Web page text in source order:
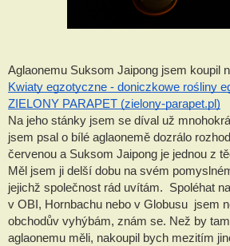
Kwiaty egzotyczne - doniczkowe rośliny
ZIELONY PARAPET (zielony-parapet.pl)
Na jeho stánky jsem se díval už
jsem psal o bílé aglaonemě dozrálo
červenou a Suksom Jaipong je jednou z
Měl jsem ji delší dobu na svém
jejichž společnost rád uvítám.  Spoléhat
v OBI, Hornbachu nebo v Globusu  jsem
obchodův vyhýbám, znám se. Než by
aglaonemu měli, nakoupil bych mezitím